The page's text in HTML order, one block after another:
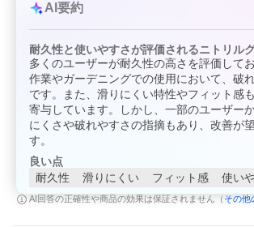
AI要約
耐久性と使いやすさが評価されるニトリル
多くのユーザーが耐久性の高さを評価して
作業やガーデニングでの使用において、破
です。また、滑りにくい特性やフィット感
寄与しています。しかし、一部のユーザー
にくさや破れやすさの指摘もあり、改善が
す。
良い点
耐久性
滑りにくい フィット感 使い
AI回答の正確性や商品の効果は保証されません（ その他